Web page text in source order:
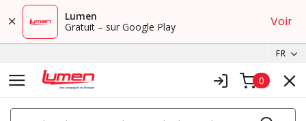
Lumen
Gratuit – sur Google Play
Voir
FR
0
PRODUITS